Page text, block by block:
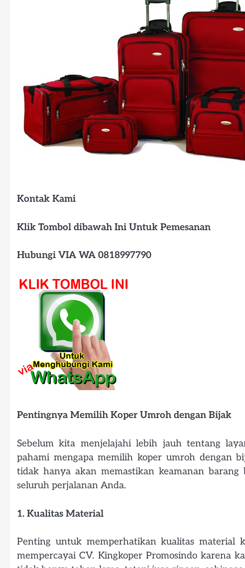
Kontak Kami
Klik Tombol dibawah Ini Untuk Pemesanan
Hubungi VIA WA 0818997790
Pentingnya Memilih Koper Umroh dengan Bijak
Sebelum kita menjelajahi lebih jauh tentang
pahami mengapa memilih koper umroh dengan
tidak hanya akan memastikan keamanan
seluruh perjalanan Anda.
1. Kualitas Material
Penting untuk memperhatikan kualitas material
mempercayai CV. Kingkoper Promosindo karena